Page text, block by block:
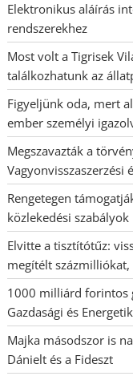
Elektronikus aláírás
rendszerekhez
Most volt a Tigrisek
találkozhatunk az
Figyeljünk oda, mert
ember személyi
Megszavazták a
Vagyonvisszaszerzési
Rengetegen
közlekedési szabályok
Elvitte a tisztítótűz:
megítélt
1000 milliárd forintos
Gazdasági és
Majka másodszor is
Dánielt és a Fideszt